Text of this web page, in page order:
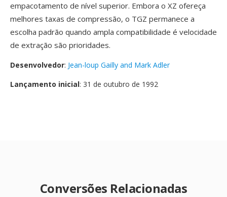
empacotamento de nível superior. Embora o XZ ofereça
melhores taxas de compressão, o TGZ permanece a
escolha padrão quando ampla compatibilidade é velocidade
de extração são prioridades.
Desenvolvedor: Jean-loup Gailly and Mark Adler
Lançamento inicial: 31 de outubro de 1992
Conversões Relacionadas